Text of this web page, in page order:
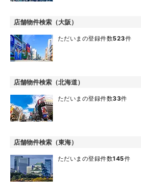
店舗物件検索（大阪）
ただいまの登録件数523件
店舗物件検索（北海道）
ただいまの登録件数33件
店舗物件検索（東海）
ただいまの登録件数145件